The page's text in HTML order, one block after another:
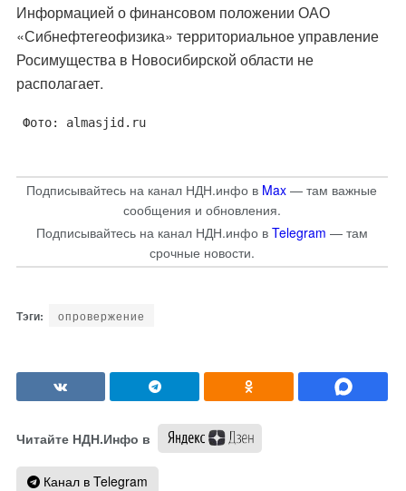
Информацией о финансовом положении ОАО
«Сибнефтегеофизика» территориальное управление
Росимущества в Новосибирской области не
располагает.
Фото: almasjid.ru
Подписывайтесь на канал НДН.инфо в Max — там важные
сообщения и обновления.
Подписывайтесь на канал НДН.инфо в Telegram — там
срочные новости.
опровержение
Читайте НДН.Инфо в
Канал в Telegram